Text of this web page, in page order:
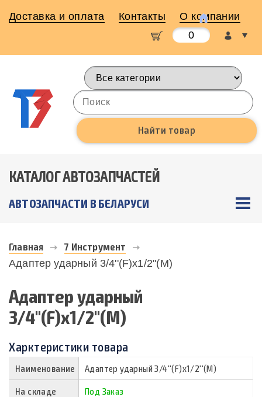
Доставка и оплата Контакты
О компании
0
КАТАЛОГ АВТОЗАПЧАСТЕЙ
АВТОЗАПЧАСТИ В БЕЛАРУСИ
Главная 7 Инструмент
Адаптер ударный 3/4''(F)х1/2''(M)
Адаптер ударный
3/4''(F)х1/2''(M)
Харктеристики товара
Наименование Адаптер ударный 3/4''(F)х1/2''(M)
На складе Под Заказ